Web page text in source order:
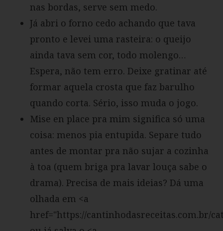
nas bordas, serve sem medo.
Já abri o forno cedo achando que tava
pronto e levei uma rasteira: o queijo
ainda tava sem cor, todo molengo…
Espera, não tem erro. Deixe gratinar até
formar aquela crosta que faz barulho
quando corta. Sério, isso muda o jogo.
Mise en place pra mim significa só uma
coisa: menos pia entupida. Separe tudo
antes de montar pra não sujar a cozinha
à toa (quem briga pra lavar louça sabe o
drama). Precisa de mais ideias? Dá uma
olhada em <a
href="https://cantinhodasreceitas.com.br/